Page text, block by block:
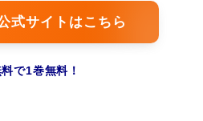
式サイトはこちら
で1巻無料！